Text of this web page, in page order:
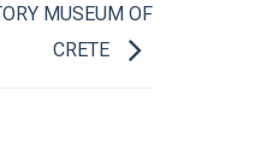
MUSEUM OF
CRETE